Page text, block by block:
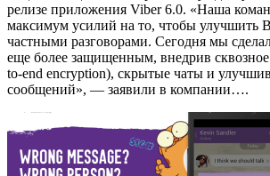
релизе приложения Viber 6.0. «Наша
максимум усилий на то, чтобы улучшить
частными разговорами. Сегодня мы
еще более защищенным, внедрив
to-end encryption), скрытые чаты и
сообщений», — заявили в компании….